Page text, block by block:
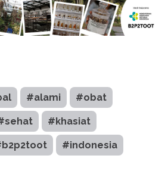
#alami #obat
#khasiat
#indonesia